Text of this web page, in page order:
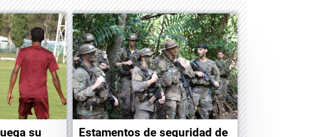
su Estamentos de seguridad de